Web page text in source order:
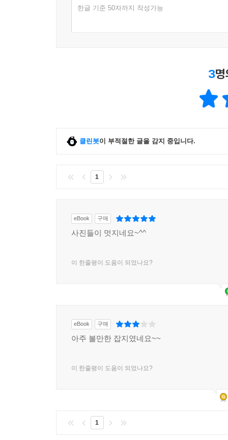
한글 기준 50자까지 작성가능
3
클린봇이 부적절한 글을 감지 중입니다.
1
eBook 구매
사진들이 멋지네요~^^
이 한줄평이 도움이 되었나요?
eBook 구매
아주 볼만한 잡지였네요~~
이 한줄평이 도움이 되었나요?
1